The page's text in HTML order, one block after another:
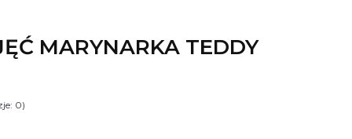
MARYNARKA TEDDY
0)